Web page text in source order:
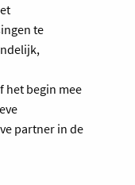
te
het begin mee
partner in de